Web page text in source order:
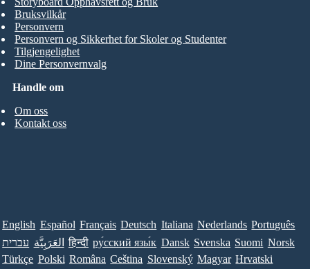
Handle om
Om oss
Kontakt oss
Bruksvilkår
Personvern
Personvern og Sikkerhet for Skoler og Studenter
Tilgjengelighet
Dine Personvernvalg
English Español Français Deutsch Italiana Nederlands Português
עברית العَرَبِيَّة हिन्दी ру́сский язы́к Dansk Svenska Suomi Norsk
Türkçe Polski Româna Ceština Slovenský Magyar Hrvatski